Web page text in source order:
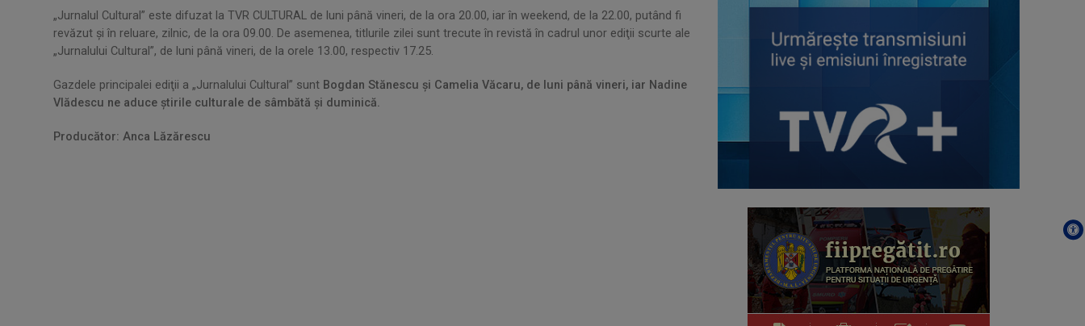
„Jurnalul Cultural” este difuzat la TVR CULTURAL de luni până vineri, de la ora 20.00, iar în weekend, de la 22.00, putând fi
revăzut şi în reluare, zilnic, de la ora 09.00. De asemenea, titlurile zilei sunt trecute în revistă în cadrul unor ediţii scurte ale
„Jurnalului Cultural”, de luni până vineri, de la orele 13.00, respectiv 17.25.
Gazdele principalei ediţii a „Jurnalului Cultural” sunt Bogdan Stănescu şi Camelia Văcaru, de luni până vineri, iar Nadine
Vlădescu ne aduce ştirile culturale de sâmbătă şi duminică.
Producător: Anca Lăzărescu
Este o emisiune de tip podcast, cu
invitați ...
PORTRET DE EXCELENȚĂ
Din 21 octombrie 2023, în fiecare
săptămână, ...
EDIŢIE LIMITATĂ
De la literatură la muzică, de la ...
CULTURA MINORITĂȚILOR
Germani, maghiari, romi, tătari și
lipoveni ...